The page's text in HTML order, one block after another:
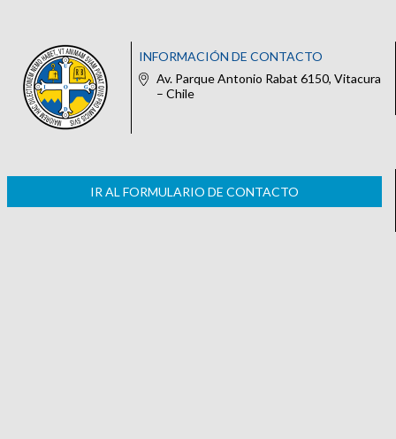
INFORMACIÓN DE CONTACTO
Av. Parque Antonio Rabat 6150, Vitacura
– Chile
IR AL FORMULARIO DE CONTACTO